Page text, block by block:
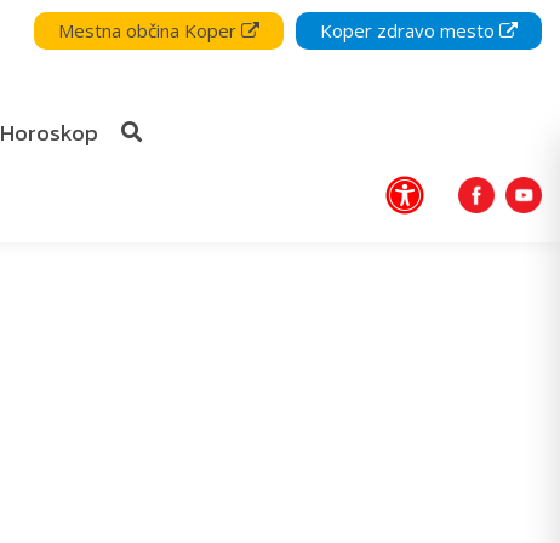
Mestna občina Koper Koper zdravo mesto
Horoskop